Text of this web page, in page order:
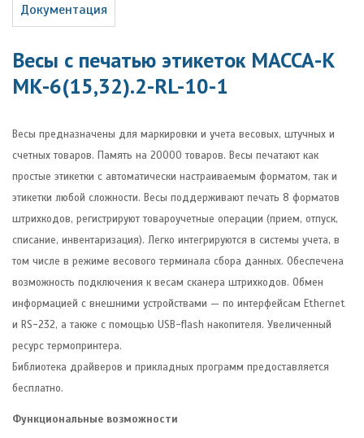
Документация
Весы с печатью этикеток МАССА-К
МК-6(15,32).2-RL-10-1
Весы предназначены для маркировки и учета весовых, штучных и
счетных товаров. Память на 20000 товаров. Весы печатают как
простые этикетки с автоматически настраиваемым форматом, так и
этикетки любой сложности. Весы поддерживают печать 8 форматов
штрихкодов, регистрируют товароучетные операции (прием, отпуск,
списание, инвентаризация). Легко интегрируются в системы учета, в
том числе в режиме весового терминала сбора данных. Обеспечена
возможность подключения к весам сканера штрихкодов. Обмен
информацией с внешними устройствами — по интерфейсам Ethernet
и RS-232, а также с помощью USB-flash накопителя. Увеличенный
ресурс термопринтера.
Библиотека драйверов и прикладных программ предоставляется
бесплатно.
Функциональные возможности